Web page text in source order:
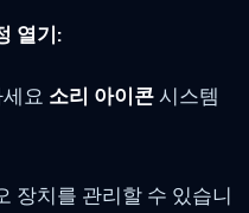
열기:
요 소리 아이콘시스템
장치를 관리할 수 있습니